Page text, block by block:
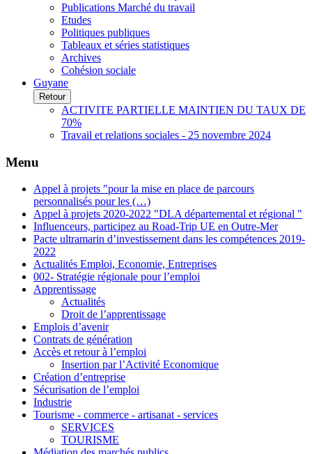
Publications Marché du travail
Etudes
Politiques publiques
Tableaux et séries statistiques
Archives
Cohésion sociale
Guyane
Retour
ACTIVITE PARTIELLE MAINTIEN DU TAUX DE
70%
Travail et relations sociales - 25 novembre 2024
Menu
Appel à projets "pour la mise en place de parcours
personnalisés pour les (…)
Appel à projets 2020-2022 "DLA départemental et régional "
Influenceurs, participez au Road-Trip UE en Outre-Mer
Pacte ultramarin d’investissement dans les compétences 2019-
2022
Actualités Emploi, Economie, Entreprises
002- Stratégie régionale pour l’emploi
Apprentissage
Actualités
Droit de l’apprentissage
Emplois d’avenir
Contrats de génération
Accès et retour à l’emploi
Insertion par l’Activité Economique
Création d’entreprise
Sécurisation de l’emploi
Industrie
Tourisme - commerce - artisanat - services
SERVICES
TOURISME